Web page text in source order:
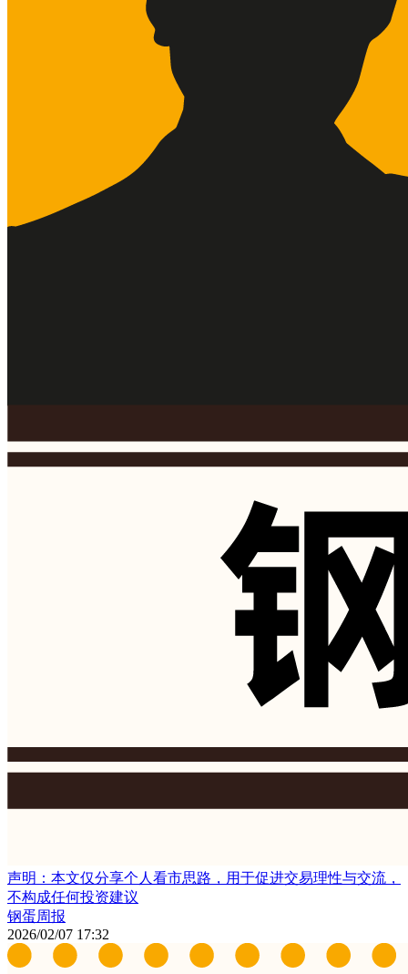
声明：本文仅分享个人看市思路，用于促进交易理性与交流，
不构成任何投资建议
钢蛋周报
2026/02/07 17:32